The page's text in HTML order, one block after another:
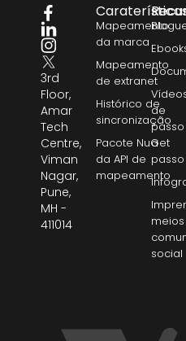
3rd
Floor,
Amar
Tech
Centre,
Viman
Nagar,
Pune,
MH -
411014
Mapeamento
da marca
Mapeamento
de extranet
Histórico de
sincronização
Pacote NuGet
da API de
mapeamento
de
passo
a
passo
social